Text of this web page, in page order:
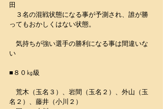
田
３名の混戦状態になる事が予測され、誰が勝
ってもおかしくはない状態。
気持ちが強い選手の勝利になる事は間違いな
い
■８０㎏級
荒木（玉名３）、岩間（玉名２）、外山（玉
名２）、藤井（小川２）